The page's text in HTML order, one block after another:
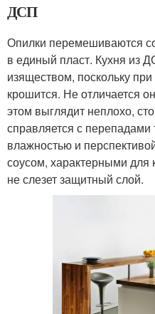
ДСП
Опилки перемешиваются
в единый пласт. Кухня из
изяществом, поскольку
крошится. Не отличается
этом выглядит неплохо,
справляется с
влажностью и
соусом, характерными для
не слезет защитный слой.